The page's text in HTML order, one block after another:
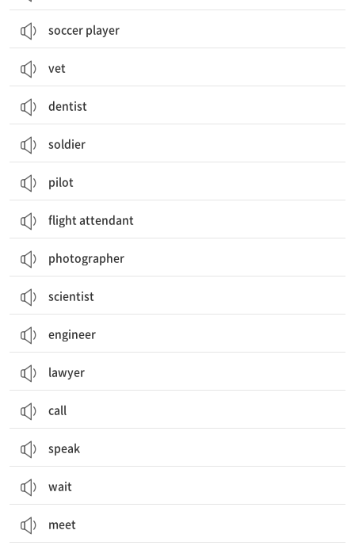
soccer player
vet
dentist
soldier
pilot
flight attendant
photographer
scientist
engineer
lawyer
call
speak
wait
meet